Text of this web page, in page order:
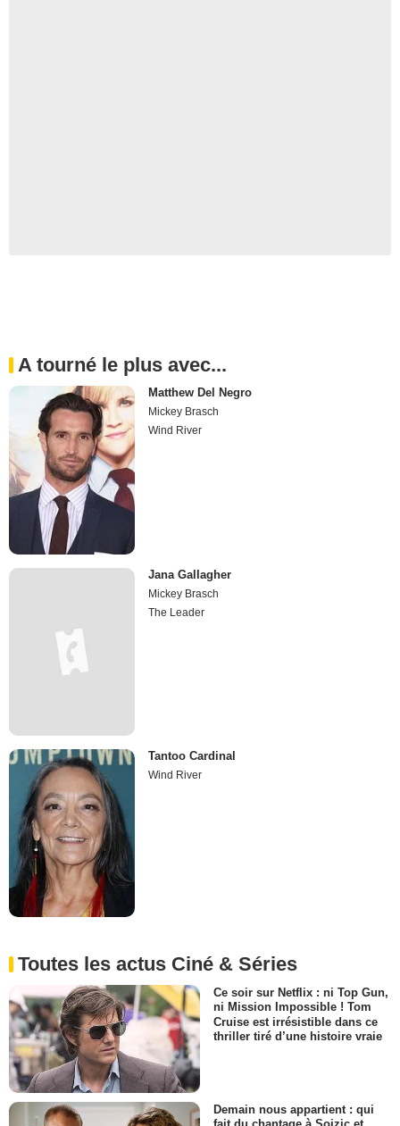
A tourné le plus avec...
Matthew Del Negro
Mickey Brasch
Wind River
Jana Gallagher
Mickey Brasch
The Leader
Tantoo Cardinal
Wind River
Toutes les actus Ciné & Séries
Ce soir sur Netflix : ni Top Gun,
ni Mission Impossible ! Tom
Cruise est irrésistible dans ce
thriller tiré d’une histoire vraie
Demain nous appartient : qui